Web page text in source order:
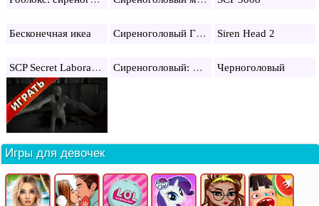
Бесконечная икеа Сиреноголовый ГТА 5 Siren Head 2
SCP Secret Laboratory Сиреноголовый: Звуки Черноголовый
Игры для девочек